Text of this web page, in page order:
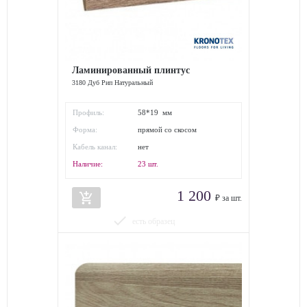
Ламинированный плинтус
3180 Дуб Рип Натуральный
Профиль: 58*19 мм
Форма: прямой со скосом
Кабель канал: нет
Наличие: 23 шт.
add_shopping_cart 1 200 ₽ за шт.